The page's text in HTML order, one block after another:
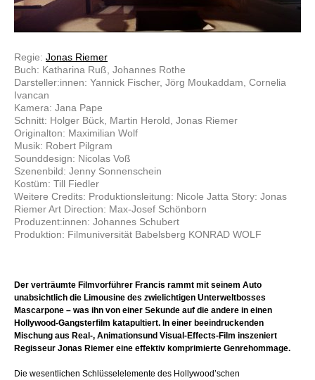
Regie: Jonas Riemer
Buch: Katharina Ruß, Johannes Rothe
Darsteller:innen: Yannick Fischer, Jörg Moukaddam, Cornelia
Ivancan
Kamera: Jana Pape
Schnitt: Holger Bück, Martin Herold, Jonas Riemer
Originalton: Maximilian Wolf
Musik: Robert Pilgram
Sounddesign: Nicolas Voß
Szenenbild: Jenny Sonnenschein
Kostüm: Till Fiedler
Weitere Credits: Produktionsleitung: Nicole Jatta Story: Jonas
Riemer Art Direction: Max-Josef Schönborn
Produzent:innen: Johannes Schubert
Produktion: Filmuniversität Babelsberg KONRAD WOLF
Der verträumte Filmvorführer Francis rammt mit seinem Auto
unabsichtlich die Limousine des zwielichtigen Unterweltbosses
Mascarpone – was ihn von einer Sekunde auf die andere in einen
Hollywood-Gangsterfilm katapultiert. In einer beeindruckenden
Mischung aus Real-, Animationsund Visual-Effects-Film inszeniert
Regisseur Jonas Riemer eine effektiv komprimierte Genrehommage.
Die wesentlichen Schlüsselelemente des Hollywood’schen